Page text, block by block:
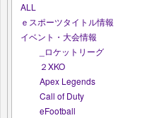
ALL
ｅスポーツタイトル情報
イベント・大会情報
_ロケットリーグ
２XKO
Apex Legends
Call of Duty
eFootball